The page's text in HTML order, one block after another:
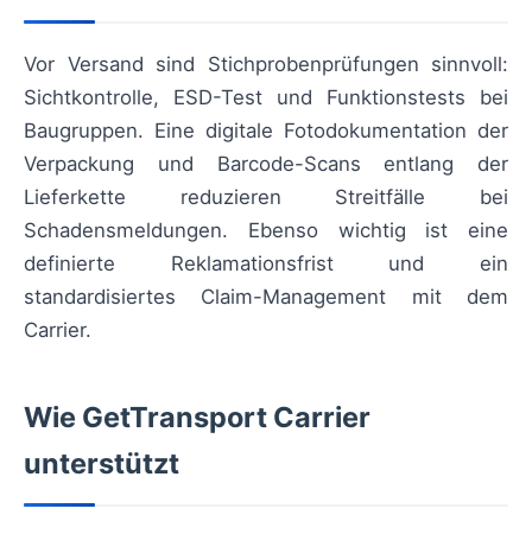
Vor Versand sind Stichprobenprüfungen sinnvoll:
Sichtkontrolle, ESD-Test und Funktionstests bei
Baugruppen. Eine digitale Fotodokumentation der
Verpackung und Barcode-Scans entlang der
Lieferkette reduzieren Streitfälle bei
Schadensmeldungen. Ebenso wichtig ist eine
definierte Reklamationsfrist und ein
standardisiertes Claim-Management mit dem
Carrier.
Wie GetTransport Carrier
unterstützt